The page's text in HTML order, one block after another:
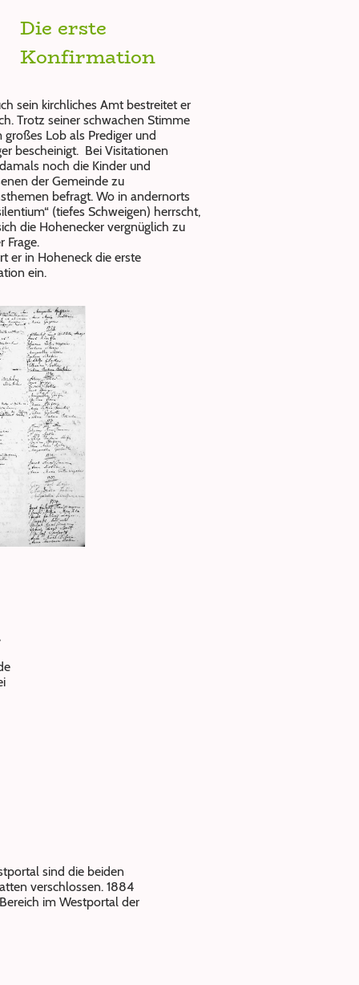
Die erste
Konfirmation
sein kirchliches Amt bestreitet er
Trotz seiner schwachen Stimme
großes Lob als Prediger und
bescheinigt. Bei Visitationen
noch die Kinder und
der Gemeinde zu
befragt. Wo in andernorts
(tiefes Schweigen) herrscht,
die Hohenecker vergnüglich zu
Frage.
er in Hoheneck die erste
ein.
sind die beiden
verschlossen. 1884
im Westportal der